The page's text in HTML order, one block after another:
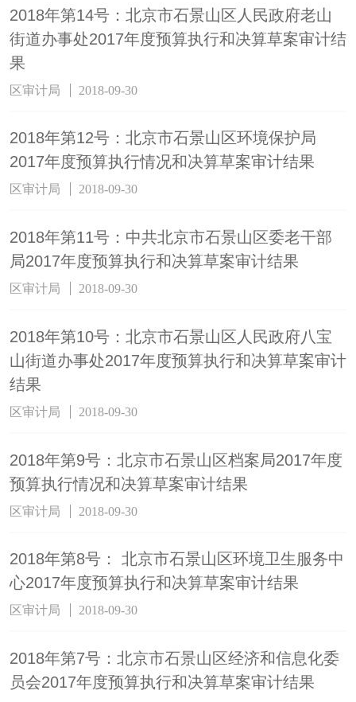
2018年第14号：北京市石景山区人民政府老山
街道办事处2017年度预算执行和决算草案审计结
果
区审计局 2018-09-30
2018年第12号：北京市石景山区环境保护局
2017年度预算执行情况和决算草案审计结果
区审计局 2018-09-30
2018年第11号：中共北京市石景山区委老干部
局2017年度预算执行和决算草案审计结果
区审计局 2018-09-30
2018年第10号：北京市石景山区人民政府八宝
山街道办事处2017年度预算执行和决算草案审计
结果
区审计局 2018-09-30
2018年第9号：北京市石景山区档案局2017年度
预算执行情况和决算草案审计结果
区审计局 2018-09-30
2018年第8号： 北京市石景山区环境卫生服务中
心2017年度预算执行和决算草案审计结果
区审计局 2018-09-30
2018年第7号：北京市石景山区经济和信息化委
员会2017年度预算执行和决算草案审计结果